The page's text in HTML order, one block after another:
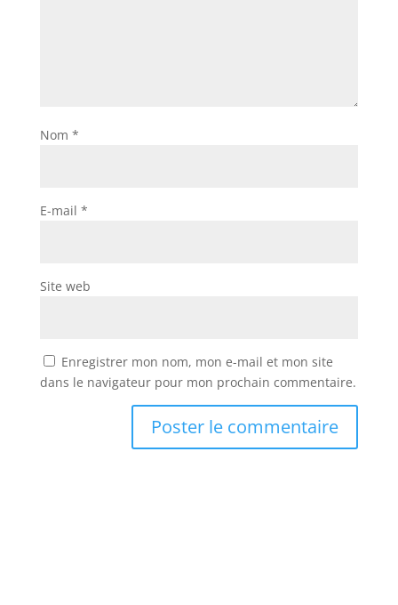
Nom *
E-mail *
Site web
Enregistrer mon nom, mon e-mail et mon site
dans le navigateur pour mon prochain commentaire.